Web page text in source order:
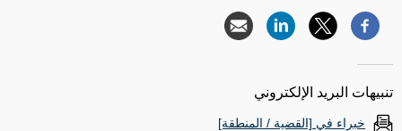
تنبيهات البريد الإلكتروني
خبراء في [القضية / المنطقة]